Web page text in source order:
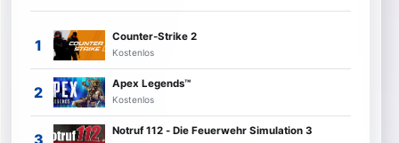
Counter-Strike 2
Kostenlos
Apex Legends™
Kostenlos
Notruf 112 - Die Feuerwehr Simulation 3